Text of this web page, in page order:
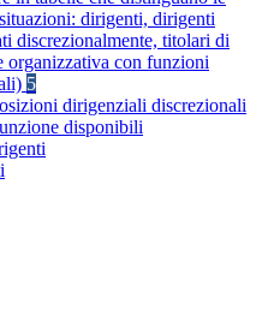
dirigenti, dirigenti
discrezionalmente, titolari di
organizzativa con funzioni
5
dirigenziali discrezionali
disponibili